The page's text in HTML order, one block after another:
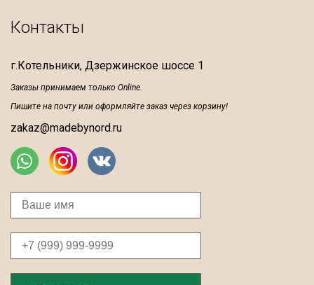
Контакты
г.Котельники, Дзержинское шоссе 1
Заказы принимаем только Online.
Пишите на почту или оформляйте заказ через корзину!
zakaz@madebynord.ru